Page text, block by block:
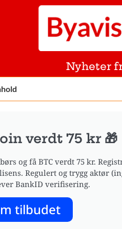
Nyheter
verdt 75 kr 🎁
og få BTC verdt 75 kr.
Regulert og trygg aktør
BankID verifisering.
tilbudet